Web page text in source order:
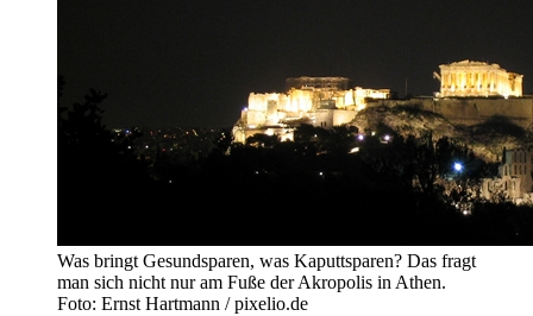
Was bringt Gesundsparen, was Kaputtsparen? Das fragt
man sich nicht nur am Fuße der Akropolis in Athen.
Foto: Ernst Hartmann / pixelio.de